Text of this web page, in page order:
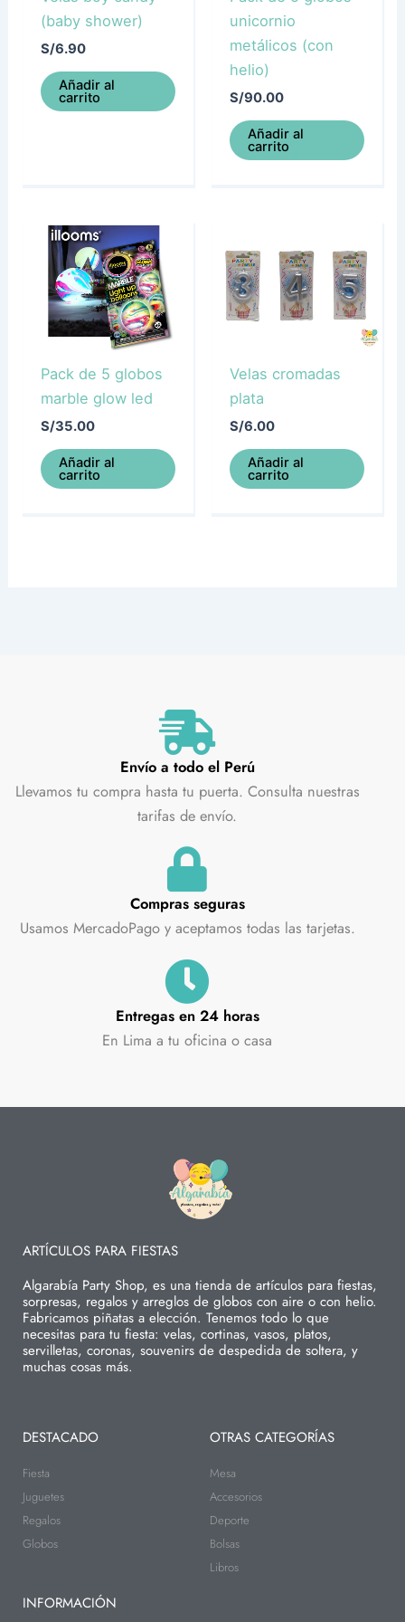
(baby shower)
S/6.90
Añadir al
carrito
unicornio
metálicos (con
helio)
S/90.00
Añadir al
carrito
Pack de 5 globos
marble glow led
S/35.00
Añadir al
carrito
Velas cromadas
plata
S/6.00
Añadir al
carrito
Envío a todo el Perú
Llevamos tu compra hasta tu puerta. Consulta nuestras
tarifas de envío.
Compras seguras
Usamos MercadoPago y aceptamos todas las tarjetas.
Entregas en 24 horas
En Lima a tu oficina o casa
ARTÍCULOS PARA FIESTAS
Algarabía Party Shop, es una tienda de artículos para fiestas,
sorpresas, regalos y arreglos de globos con aire o con helio.
Fabricamos piñatas a elección. Tenemos todo lo que
necesitas para tu fiesta: velas, cortinas, vasos, platos,
servilletas, coronas, souvenirs de despedida de soltera, y
muchas cosas más.
DESTACADO
Fiesta
Juguetes
Regalos
Globos
OTRAS CATEGORÍAS
Mesa
Accesorios
Deporte
Bolsas
Libros
INFORMACIÓN